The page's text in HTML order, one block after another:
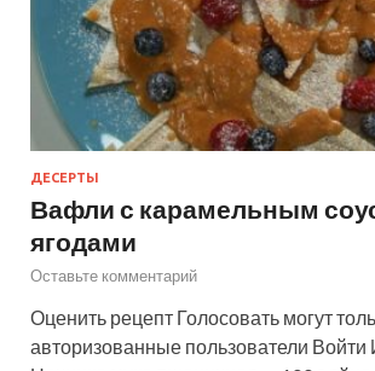
ДЕСЕРТЫ
Вафли с карамельным
ягодами
Оставьте комментарий
Оценить рецепт Голосовать могут
авторизованные пользователи Войти